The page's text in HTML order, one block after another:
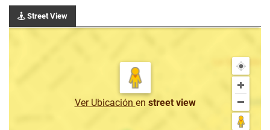
Street View
Ver Ubicación en street view